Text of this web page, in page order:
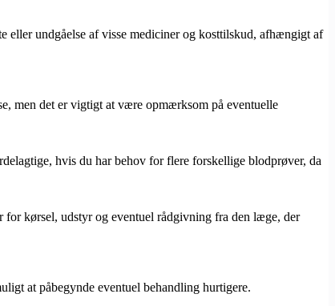
eller undgåelse af visse mediciner og kosttilskud, afhængigt af
men det er vigtigt at være opmærksom på eventuelle
hvis du har behov for flere forskellige blodprøver, da
kørsel, udstyr og eventuel rådgivning fra den læge, der
at påbegynde eventuel behandling hurtigere.